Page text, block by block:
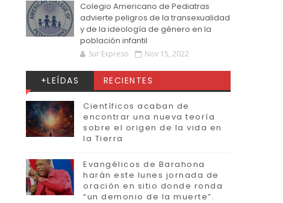
Colegio Americano de Pediatras
advierte peligros de la transexualidad
y de la ideología de género en la
población infantil
Sur Expreso Nov 15, 2022
+LEÍDAS RECIENTES
Científicos acaban de
encontrar una nueva teoría
sobre el origen de la vida en
la Tierra
Evangélicos de Barahona
harán este lunes jornada de
oración en sitio donde ronda
“un demonio de la muerte”.